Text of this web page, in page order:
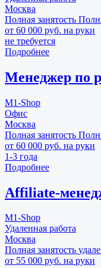
Москва
Полная занятость
от 60 000 руб. на руки
не требуется
Подробнее
Менеджер по
M1-Shop
Офис
Москва
Полная занятость
от 60 000 руб. на руки
1-3 года
Подробнее
Аffiliate-
M1-Shop
Удаленная работа
Москва
Полная занятость
от 55 000 руб. на руки